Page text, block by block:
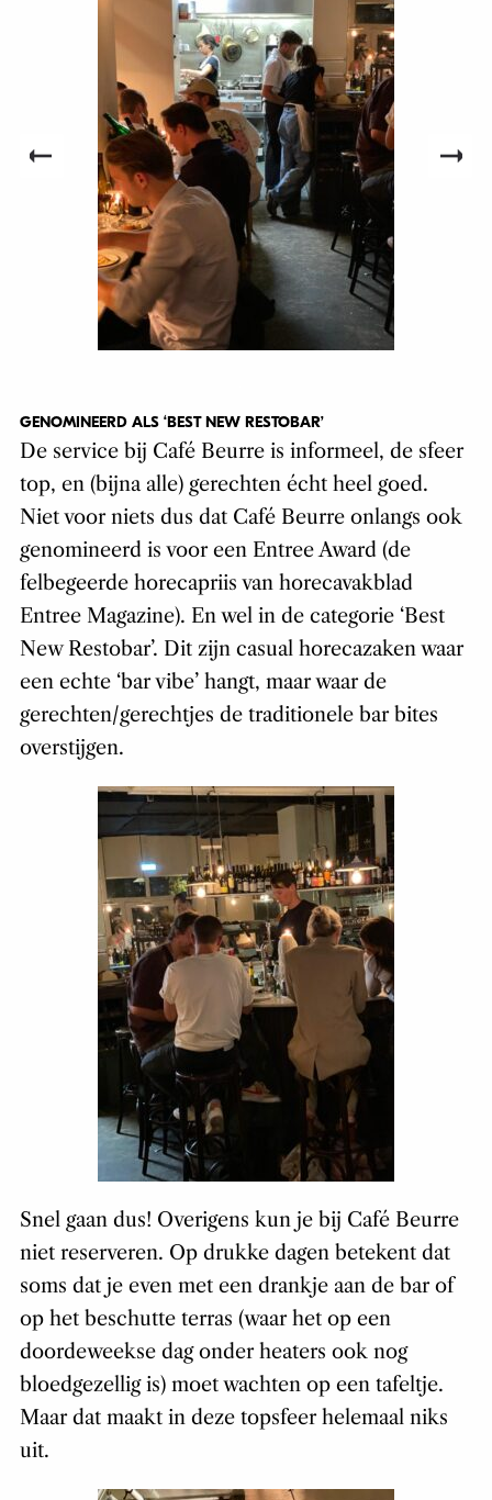
GENOMINEERD ALS ‘BEST NEW RESTOBAR’
De service bij Café Beurre is informeel, de sfeer
top, en (bijna alle) gerechten écht heel goed.
Niet voor niets dus dat Café Beurre onlangs ook
genomineerd is voor een Entree Award (de
felbegeerde horecapriis van horecavakblad
Entree Magazine). En wel in de categorie ‘Best
New Restobar’. Dit zijn casual horecazaken waar
een echte ‘bar vibe’ hangt, maar waar de
gerechten/gerechtjes de traditionele bar bites
overstijgen.
Snel gaan dus! Overigens kun je bij Café Beurre
niet reserveren. Op drukke dagen betekent dat
soms dat je even met een drankje aan de bar of
op het beschutte terras (waar het op een
doordeweekse dag onder heaters ook nog
bloedgezellig is) moet wachten op een tafeltje.
Maar dat maakt in deze topsfeer helemaal niks
uit.